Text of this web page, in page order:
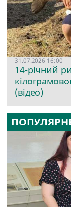
31.07.2026 16:00
14-річний
(відео)